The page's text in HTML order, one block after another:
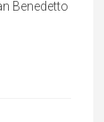
Benedetto